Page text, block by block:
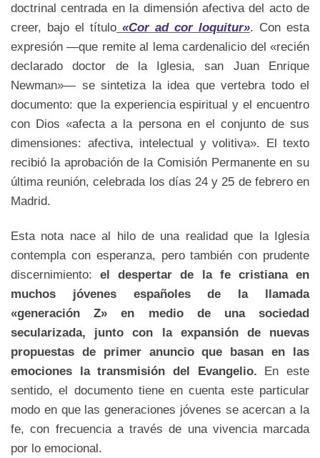
doctrinal centrada en la dimensión afectiva del acto de
creer, bajo el título «Cor ad cor loquitur». Con esta
expresión —que remite al lema cardenalicio del «recién
declarado doctor de la Iglesia, san Juan Enrique
Newman»— se sintetiza la idea que vertebra todo el
documento: que la experiencia espiritual y el encuentro
con Dios «afecta a la persona en el conjunto de sus
dimensiones: afectiva, intelectual y volitiva». El texto
recibió la aprobación de la Comisión Permanente en su
última reunión, celebrada los días 24 y 25 de febrero en
Madrid.
Esta nota nace al hilo de una realidad que la Iglesia
contempla con esperanza, pero también con prudente
discernimiento:el despertar de la fe cristiana en
muchos jóvenes españoles de la llamada
«generación Z» en medio de una sociedad
secularizada, junto con la expansión de nuevas
propuestas de primer anuncio que basan en las
emociones la transmisión del Evangelio. En este
sentido, el documento tiene en cuenta este particular
modo en que las generaciones jóvenes se acercan a la
fe, con frecuencia a través de una vivencia marcada
por lo emocional.